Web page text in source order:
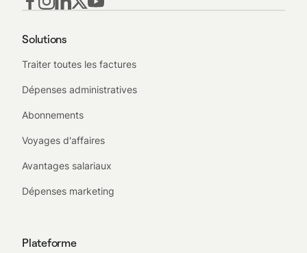
Solutions
Traiter toutes les factures
Dépenses administratives
Abonnements
Voyages d'affaires
Avantages salariaux
Dépenses marketing
Plateforme